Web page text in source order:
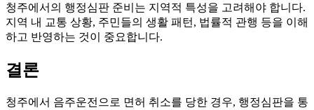
청주에서의 행정심판 준비는 지역적 특성을 고려해야 합니다.
지역 내 교통 상황, 주민들의 생활 패턴, 법률적 관행 등을 이해
하고 반영하는 것이 중요합니다.
결론
청주에서 음주운전으로 면허 취소를 당한 경우, 행정심판을 통